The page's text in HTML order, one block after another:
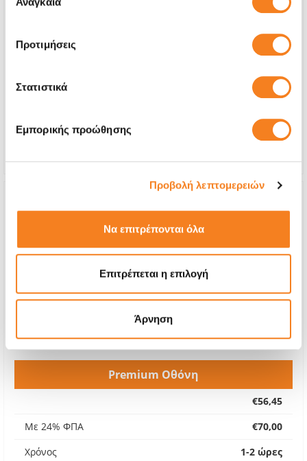
συγκατάθεσης
Προτιμήσεις
Στατιστικά
Εμπορικής προώθησης
Προβολή λεπτομερειών
Να επιτρέπονται όλα
Επιτρέπεται η επιλογή
Άρνηση
€68,54
€85,00
Χρόνος
1-2 ώρες
Premium Οθόνη
€56,45
Με 24% ΦΠΑ
€70,00
Χρόνος
1-2 ώρες